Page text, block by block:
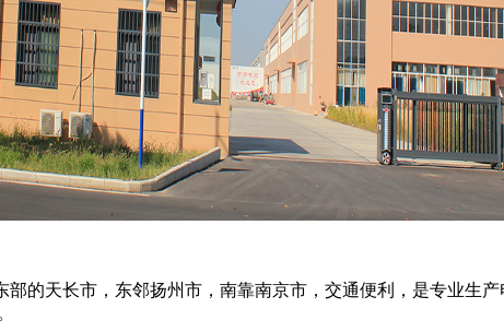
天长市，东邻扬州市，南靠南京市，交通便利，是专业生